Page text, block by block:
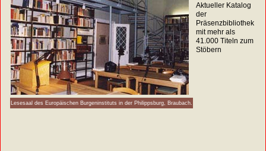
Lesesaal des Europäischen Burgeninstituts in der Philippsburg, Braubach.
Aktueller Katalog
der
Präsenzbibliothek
mit mehr als
41.000 Titeln zum
Stöbern